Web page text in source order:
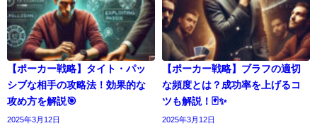
【ポーカー戦略】タイト・パッ
シブな相手の攻略法！効果的な
攻め方を解説🎯
2025年3月12日
【ポーカー戦略】ブラフの適切
な頻度とは？成功率を上げるコ
ツも解説！🃏✨
2025年3月12日